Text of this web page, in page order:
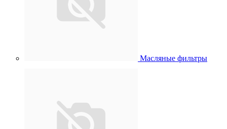
Масляные фильтры